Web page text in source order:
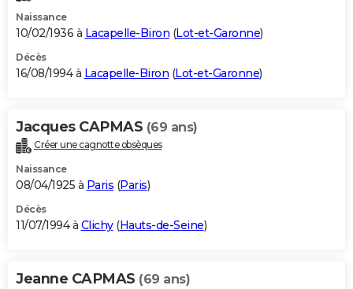
Naissance
10/02/1936 à Lacapelle-Biron (Lot-et-Garonne)
Décès
16/08/1994 à Lacapelle-Biron (Lot-et-Garonne)
Jacques CAPMAS (69 ans)
Créer une cagnotte obsèques
Naissance
08/04/1925 à Paris (Paris)
Décès
11/07/1994 à Clichy(Hauts-de-Seine)
Jeanne CAPMAS (69 ans)